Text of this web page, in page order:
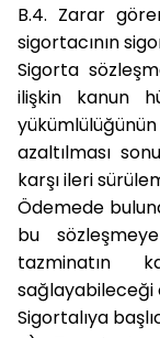
B.4. Zarar
sigortacının
Sigorta
ilişkin kanun
azaltılması
karşı ileri
Ödemede
bu
tazminatın
sağlayabileceği
Sigortalıya